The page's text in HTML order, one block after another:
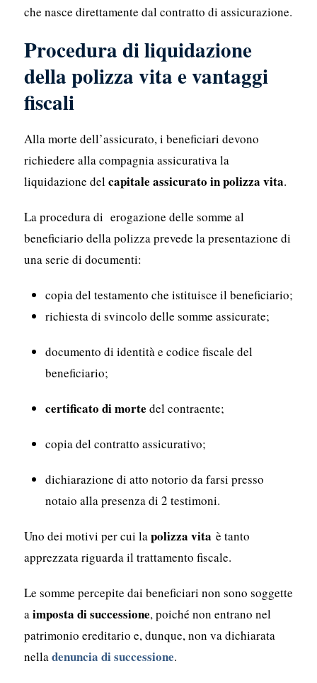
che nasce direttamente dal contratto di assicurazione.
Procedura di liquidazione
della polizza vita e vantaggi
fiscali
Alla morte dell’assicurato, i beneficiari devono
richiedere alla compagnia assicurativa la
liquidazione delcapitale assicurato in polizza vita.
La procedura di erogazione delle somme al
beneficiario della polizza prevede la presentazione di
una serie di documenti:
copia del testamento che istituisce il beneficiario;
richiesta di svincolo delle somme assicurate;
documento di identità e codice fiscale del
beneficiario;
certificato di morte del contraente;
copia del contratto assicurativo;
dichiarazione di atto notorio da farsi presso
notaio alla presenza di 2 testimoni.
Uno dei motivi per cui lapolizza vita è tanto
apprezzata riguarda il trattamento fiscale.
Le somme percepite dai beneficiari non sono soggette
aimposta di successione, poiché non entrano nel
patrimonio ereditario e, dunque, non va dichiarata
nelladenuncia di successione.